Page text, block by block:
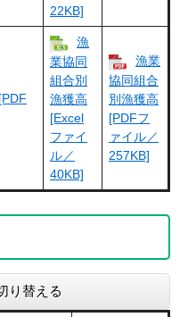
22KB]
漁
業協同
組合別
漁獲高
[Excel
ファイ
ル／
40KB]
漁業
協同組合
別漁獲高
[PDFフ
ァイル／
257KB]
り替える